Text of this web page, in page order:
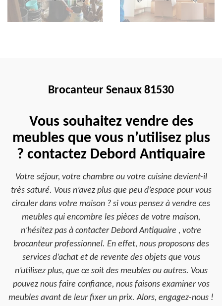
Brocanteur Senaux 81530
Vous souhaitez vendre des
meubles que vous n’utilisez plus
? contactez Debord Antiquaire
Votre séjour, votre chambre ou votre cuisine devient-il
très saturé. Vous n’avez plus que peu d’espace pour vous
circuler dans votre maison ? si vous pensez à vendre ces
meubles qui encombre les pièces de votre maison,
n’hésitez pas à contacter Debord Antiquaire , votre
brocanteur professionnel. En effet, nous proposons des
services d’achat et de revente des objets que vous
n’utilisez plus, que ce soit des meubles ou autres. Vous
pouvez nous faire confiance, nous faisons examiner vos
meubles avant de leur fixer un prix. Alors, engagez-nous !